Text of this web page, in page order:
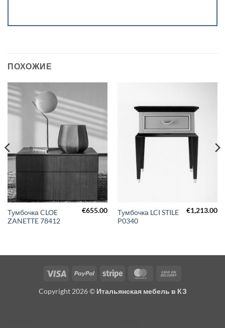
ПОХОЖИЕ
Тумбочка CLOE
ZANETTE 78412
€655.00
Тумбочка LCI STILE
P0340
€1,213.00
Visa PayPal Stripe MasterCard
Delivery
Copyright 2026 © Итальянская мебель в КЗ